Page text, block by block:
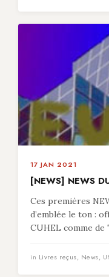
17 JAN 2021
[NEWS] NEWS
Ces premières
d’emblée le ton :
CUHEL comme de
in Livres reçus, News,